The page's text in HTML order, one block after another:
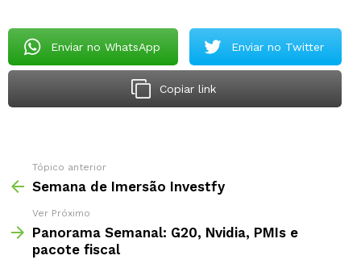
Enviar no WhatsApp Enviar no Twitter
Copiar link
Tópico anterior
Semana de Imersão Investfy
Ver Próximo
Panorama Semanal: G20, Nvidia, PMIs e
pacote fiscal